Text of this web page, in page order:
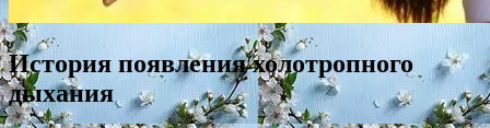
История появления холотропного
дыхания